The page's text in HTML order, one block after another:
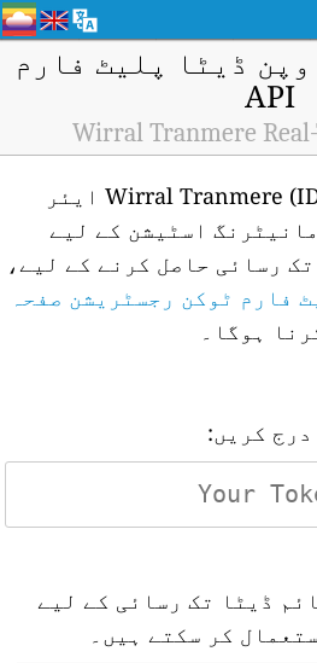
ڈیٹا پلیٹ فارم
API
Wirral Tranmere
Wirral Tranmere (ID: H3221) ایئر
اسٹیشن کے لیے
ریئل ٹائم ڈیٹا API تک رسائی حاصل کرنے کے لیے،
فارم ٹوکن رجسٹریشن صفحہ
ہوگا۔
کریں:
ڈیٹا تک رسائی کے لیے
کر سکتے ہیں۔